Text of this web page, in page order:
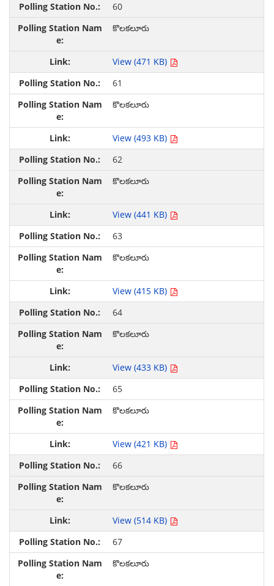
60
కొలకలూరు
View (471 KB)
61
కొలకలూరు
View (493 KB)
62
కొలకలూరు
View (441 KB)
63
కొలకలూరు
View (415 KB)
64
కొలకలూరు
View (433 KB)
65
కొలకలూరు
View (421 KB)
66
కొలకలూరు
View (514 KB)
67
కొలకలూరు